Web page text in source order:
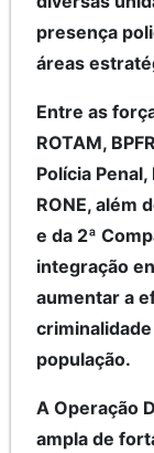
presença
áreas
Entre as
ROTAM,
Polícia
RONE, além
e da 2ª
integração
aumentar a
população.
A Operação
ampla de